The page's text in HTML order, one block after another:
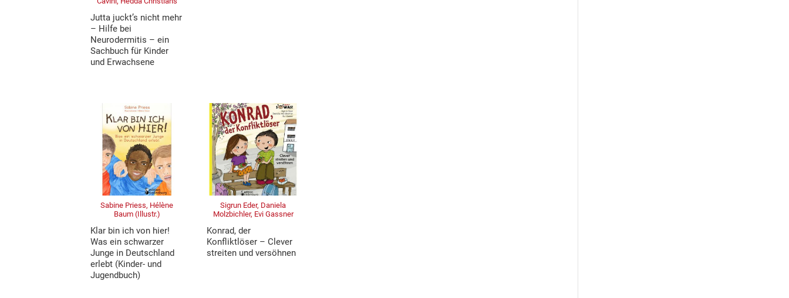
Jutta juckt’s nicht mehr
– Hilfe bei
Neurodermitis – ein
Sachbuch für Kinder
und Erwachsene
Sabine Priess, Hélène
Baum (Illustr.)
Klar bin ich von hier!
Was ein schwarzer
Junge in Deutschland
erlebt (Kinder- und
Jugendbuch)
Sigrun Eder, Daniela
Molzbichler, Evi Gassner
Konrad, der
Konfliktlöser – Clever
streiten und versöhnen